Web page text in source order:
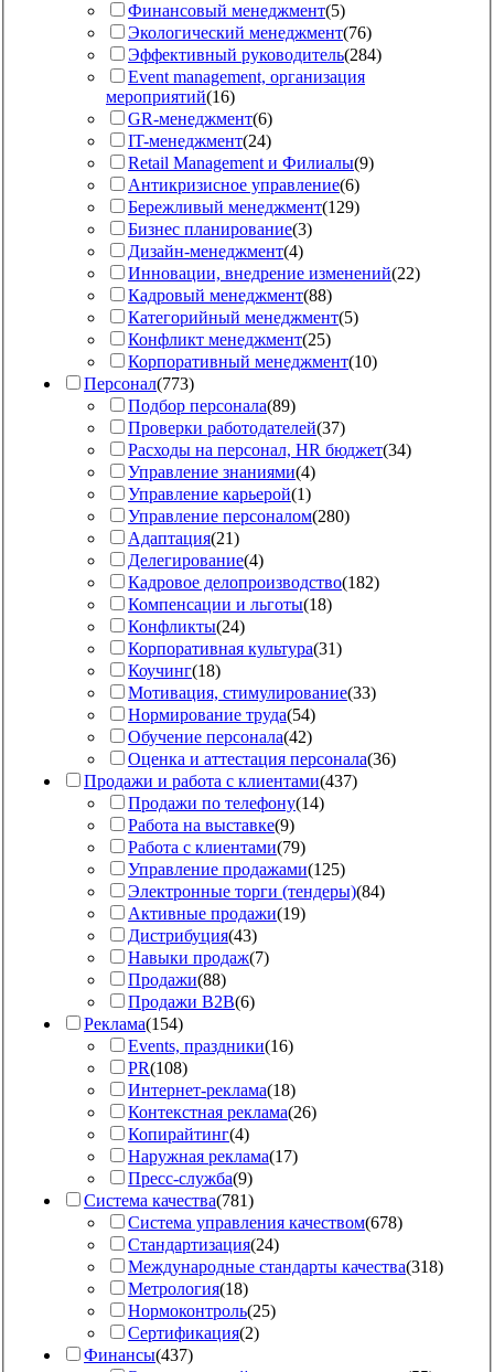
Финансовый менеджмент(5)
Экологический менеджмент(76)
Эффективный руководитель(284)
Event management, организация
мероприятий(16)
GR-менеджмент(6)
IT-менеджмент(24)
Retail Management и Филиалы(9)
Антикризисное управление(6)
Бережливый менеджмент(129)
Бизнес планирование(3)
Дизайн-менеджмент(4)
Инновации, внедрение изменений(22)
Кадровый менеджмент(88)
Категорийный менеджмент(5)
Конфликт менеджмент(25)
Корпоративный менеджмент(10)
Персонал(773)
Подбор персонала(89)
Проверки работодателей(37)
Расходы на персонал, HR бюджет(34)
Управление знаниями(4)
Управление карьерой(1)
Управление персоналом(280)
Адаптация(21)
Делегирование(4)
Кадровое делопроизводство(182)
Компенсации и льготы(18)
Конфликты(24)
Корпоративная культура(31)
Коучинг(18)
Мотивация, стимулирование(33)
Нормирование труда(54)
Обучение персонала(42)
Оценка и аттестация персонала(36)
Продажи и работа с клиентами(437)
Продажи по телефону(14)
Работа на выставке(9)
Работа с клиентами(79)
Управление продажами(125)
Электронные торги (тендеры)(84)
Активные продажи(19)
Дистрибуция(43)
Навыки продаж(7)
Продажи(88)
Продажи B2B(6)
Реклама(154)
Events, праздники(16)
PR(108)
Интернет-реклама(18)
Контекстная реклама(26)
Копирайтинг(4)
Наружная реклама(17)
Пресс-служба(9)
Система качества(781)
Система управления качеством(678)
Стандартизация(24)
Международные стандарты качества(318)
Метрология(18)
Нормоконтроль(25)
Сертификация(2)
Финансы(437)